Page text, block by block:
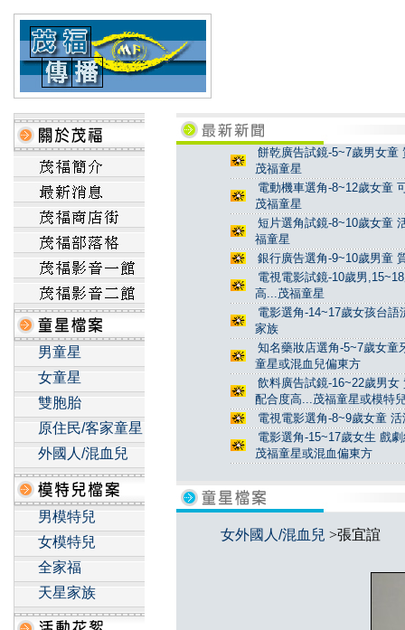
男童星
女童星
雙胞胎
原住民/客家童星
外國人/混血兒
男模特兒
女模特兒
全家福
天星家族
餅乾廣告試鏡-5~7歲男女
茂福童星
電動機車選角-8~12歲女童
茂福童星
短片選角試鏡-8~10歲女童
福童星
銀行廣告選角-9~10歲男童
電視電影試鏡-10歲男
高...茂福童星
電影選角-14~17歲女孩台
家族
知名藥妝店選角-5~7歲女童
童星或混血兒偏東方
飲料廣告試鏡-16~22歲男
配合度高...茂福童星或模特
電視電影選角-8~9歲女童
電影選角-15~17歲女生 戲
茂福童星或混血偏東方
女外國人/混血兒 >張宜誼